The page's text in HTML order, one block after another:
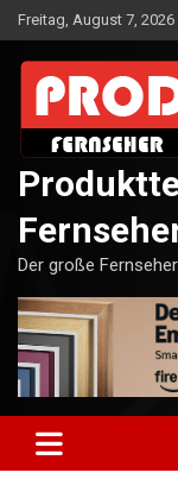
Skip
to
content
Freitag, August 7, 2026
Der große